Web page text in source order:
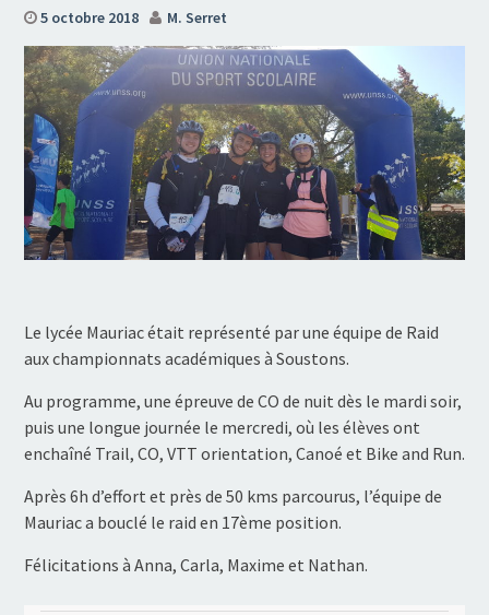
5 octobre 2018 M. Serret
Le lycée Mauriac était représenté par une équipe de Raid
aux championnats académiques à Soustons.
Au programme, une épreuve de CO de nuit dès le mardi soir,
puis une longue journée le mercredi, où les élèves ont
enchaîné Trail, CO, VTT orientation, Canoé et Bike and Run.
Après 6h d’effort et près de 50 kms parcourus, l’équipe de
Mauriac a bouclé le raid en 17ème position.
Félicitations à Anna, Carla, Maxime et Nathan.